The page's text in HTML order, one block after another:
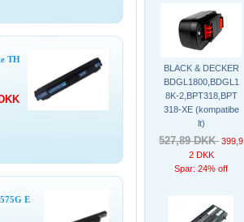
TH
E
BLACK & DECKER
BDGL1800,BDGL1
8K-2,BPT318,BPT
318-XE (kompatibe
lt)
527,89 DKK 399,9
2 DKK
Spar: 24% off